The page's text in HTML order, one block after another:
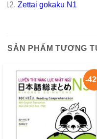
Zettai gokaku N1
SẢN PHẨM TƯƠNG
-